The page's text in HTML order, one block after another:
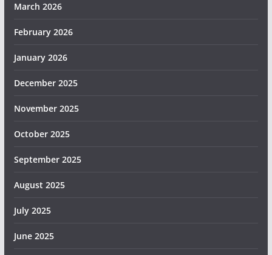
March 2026
February 2026
January 2026
December 2025
November 2025
October 2025
September 2025
August 2025
July 2025
June 2025